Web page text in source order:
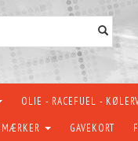
OLIE - RACEFUEL -
GAVEKORT